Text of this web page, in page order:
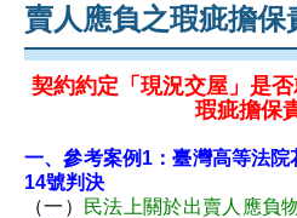
賣人應負之瑕疵擔保
契約約定「現況交屋」是
瑕疵擔保
一、參考案例1：臺灣高等法
14號判決
（一）
民法上關於出賣人應負